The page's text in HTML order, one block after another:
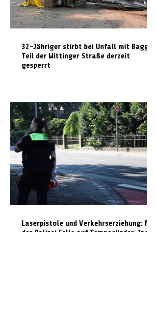
32-Jähriger stirbt bei Unfall mit Bagger:
Teil der Wittinger Straße derzeit
gesperrt
Laserpistole und Verkehrserziehung: Mit
der Polizei Celle auf Temposünder-Jagd